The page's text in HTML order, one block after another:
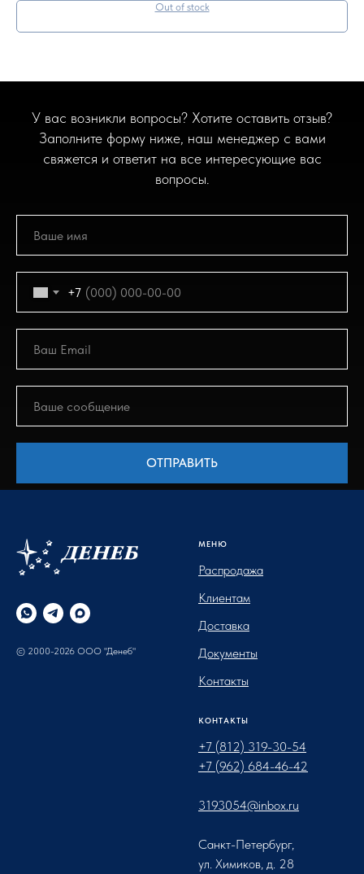
Out of stock
У вас возникли вопросы? Хотите оставить отзыв?
Заполните форму ниже, наш менеджер с вами
свяжется и ответит на все интересующие вас
вопросы.
+7
ОТПРАВИТЬ
© 2000-2026 ООО "Денеб"
МЕНЮ
Распродажа
Клиентам
Доставка
Документы
Контакты
КОНТАКТЫ
+7 (812) 319-30-54
+7 (962) 684-46-42
3193054@inbox.ru
Санкт-Петербург,
ул. Химиков, д. 28